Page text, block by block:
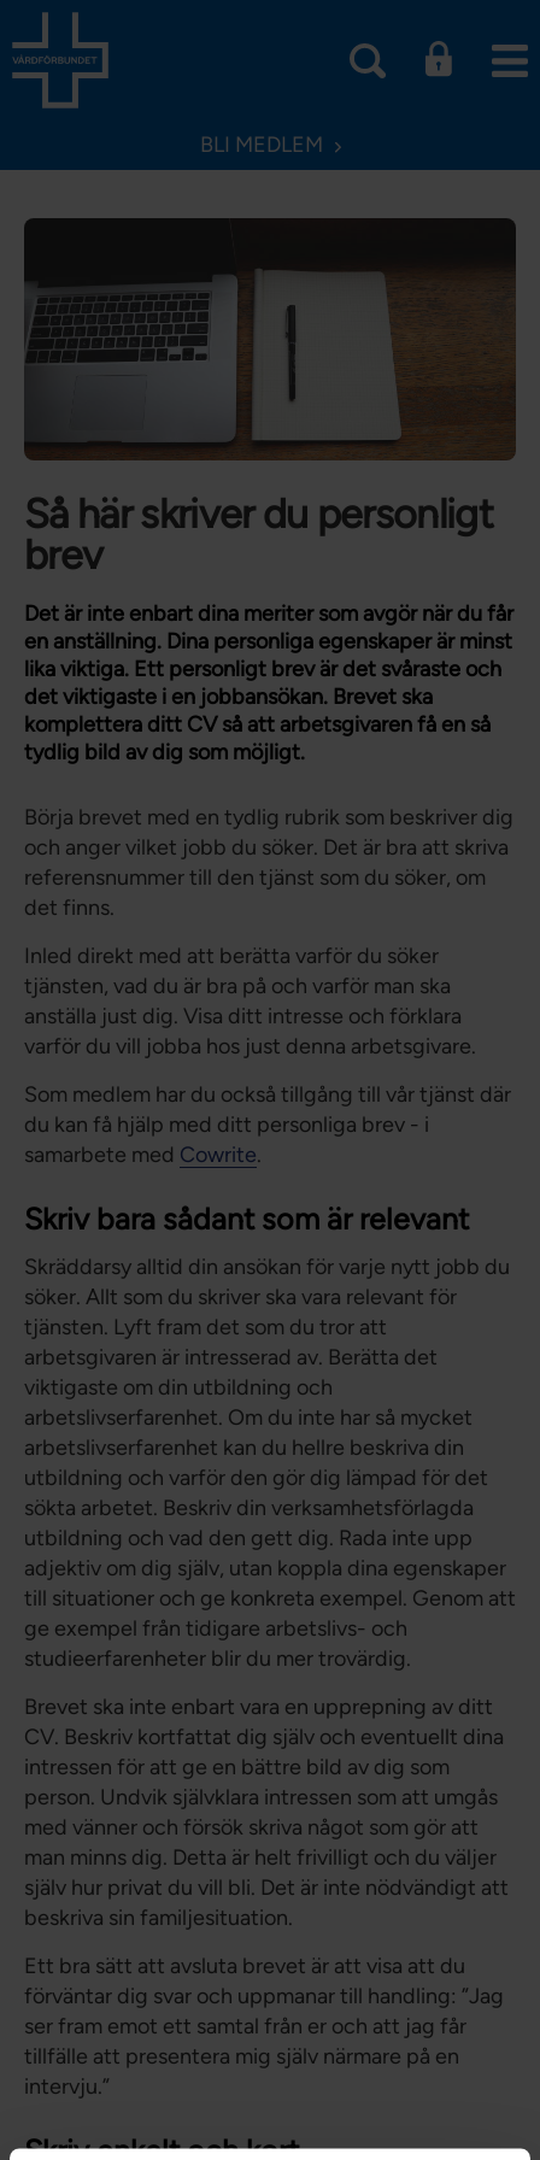
BLI MEDLEM
Så här skriver du personligt
brev
Det är inte enbart dina meriter som avgör när du får
en anställning. Dina personliga egenskaper är minst
lika viktiga. Ett personligt brev är det svåraste och
det viktigaste i en jobbansökan. Brevet ska
komplettera ditt CV så att arbetsgivaren få en så
tydlig bild av dig som möjligt.
Börja brevet med en tydlig rubrik som beskriver dig
och anger vilket jobb du söker. Det är bra att skriva
referensnummer till den tjänst som du söker, om
det finns.
Inled direkt med att berätta varför du söker
tjänsten, vad du är bra på och varför man ska
anställa just dig. Visa ditt intresse och förklara
varför du vill jobba hos just denna arbetsgivare.
Som medlem har du också tillgång till vår tjänst där
du kan få hjälp med ditt personliga brev - i
samarbete med Cowrite.
Skriv bara sådant som är relevant
Skräddarsy alltid din ansökan för varje nytt jobb du
söker. Allt som du skriver ska vara relevant för
tjänsten. Lyft fram det som du tror att
arbetsgivaren är intresserad av. Berätta det
viktigaste om din utbildning och
arbetslivserfarenhet. Om du inte har så mycket
arbetslivserfarenhet kan du hellre beskriva din
utbildning och varför den gör dig lämpad för det
sökta arbetet. Beskriv din verksamhetsförlagda
utbildning och vad den gett dig. Rada inte upp
adjektiv om dig själv, utan koppla dina egenskaper
till situationer och ge konkreta exempel. Genom att
ge exempel från tidigare arbetslivs- och
studieerfarenheter blir du mer trovärdig.
Brevet ska inte enbart vara en upprepning av ditt
CV. Beskriv kortfattat dig själv och eventuellt dina
intressen för att ge en bättre bild av dig som
person. Undvik självklara intressen som att umgås
med vänner och försök skriva något som gör att
man minns dig. Detta är helt frivilligt och du väljer
själv hur privat du vill bli. Det är inte nödvändigt att
beskriva sin familjesituation.
Ett bra sätt att avsluta brevet är att visa att du
förväntar dig svar och uppmanar till handling: ”Jag
ser fram emot ett samtal från er och att jag får
tillfälle att presentera mig själv närmare på en
intervju.”
Skriv enkelt och kort